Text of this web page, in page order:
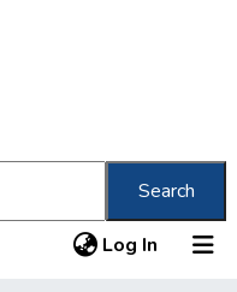
Search
Log In (current)